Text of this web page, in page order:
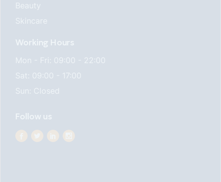
Beauty
Skincare
Working Hours
Mon - Fri: 09:00 - 22:00
Sat: 09:00 - 17:00
Sun: Closed
Follow us